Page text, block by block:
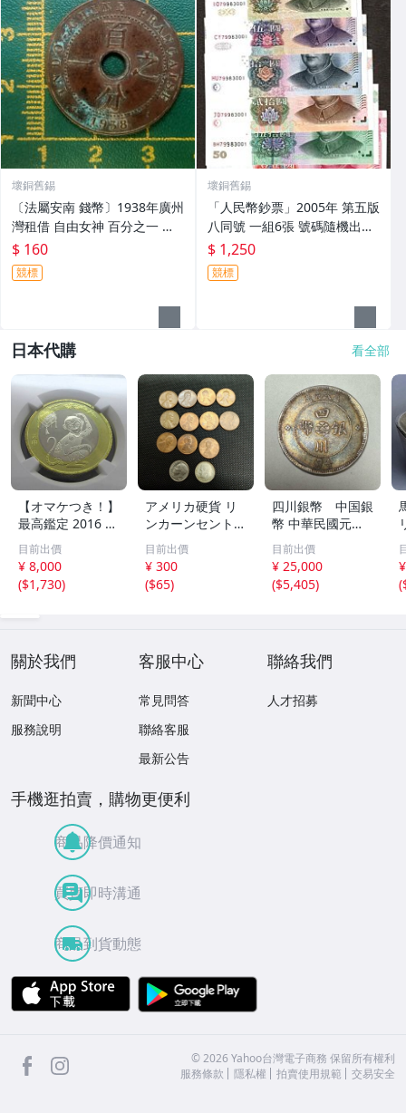
壞銅舊錫
〔法屬安南 錢幣〕1938年廣州
灣租借 自由女神 百分之一 銅
幣(515)
$ 160
競標
壞銅舊錫
「人民幣鈔票」2005年 第五版
八同號 一組6張 號碼隨機出貨
(購買多組可連號出)
$ 1,250
競標
日本代購 看全部
【オマケつき！】
最高鑑定 2016 中
国 10元 申年 猿
バイメタル NGC
MS69PL プルーフ
ライク 初期発行
目前出價
¥ 8,000
($1,730)
アメリカ硬貨 リ
ンカーンセント
他13枚セット 外
国コイン 古銭 コ
レクション
目前出價
¥ 300
($65)
四川銀幣 中国銀
幣 中華民國元年
軍政府造 壹圓 古
銭 銀貨 アンティ
ーク
目前出價
¥ 25,000
($5,405)
(
關於我們
新聞中心
服務說明
客服中心
常見問答
聯絡客服
最新公告
聯絡我們
人才招募
手機逛拍賣，購物更便利
商品降價通知
買賣即時溝通
商品到貨動態
APP Store
facebook ©2026 Yahoo台灣電子商務 保留所有權利
服務條款
隱私權 拍賣使用規範 交易安全